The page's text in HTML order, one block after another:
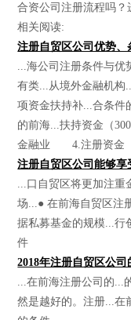
合资公司注册流程吗？
相关阅读:
注册自贸区公司优势、
...海公司注册条件与
有类...从境外金融机构
项资金扶持补...合条件
的前海...扶持资金（
金融业 4.注册资金
注册自贸区公司能够享
...口自贸区将更加注
场...● 在前海自贸区注
据私募基金的规模...行
件
2018年注册自贸区公
...在前海注册公司的...
然是越好的。注册...在